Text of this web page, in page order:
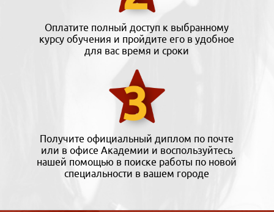
Оплатите полный доступ к выбранному
курсу обучения и пройдите его в удобное
для вас время и сроки
Получите официальный диплом по почте
или в офисе Академии и воспользуйтесь
нашей помощью в поиске работы по новой
специальности в вашем городе